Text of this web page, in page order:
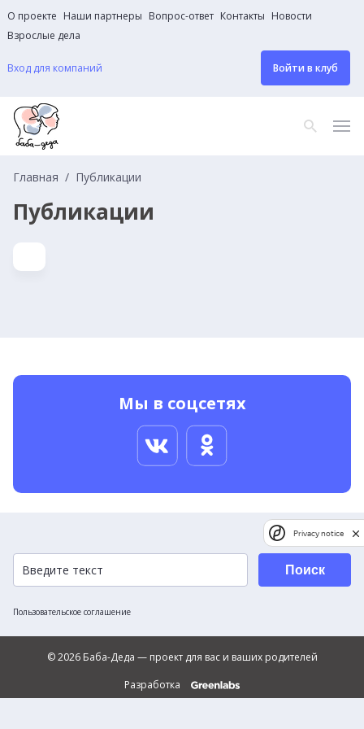
О проекте Наши партнеры Вопрос-ответ Контакты Новости
Взрослые дела
Вход для компаний Войти в клуб
Главная Публикации
Публикации
Мы в соцсетях
Пользовательское соглашение
Поиск
© 2026 Баба-Деда — проект для вас и ваших родителей
Разработка
Privacy notice